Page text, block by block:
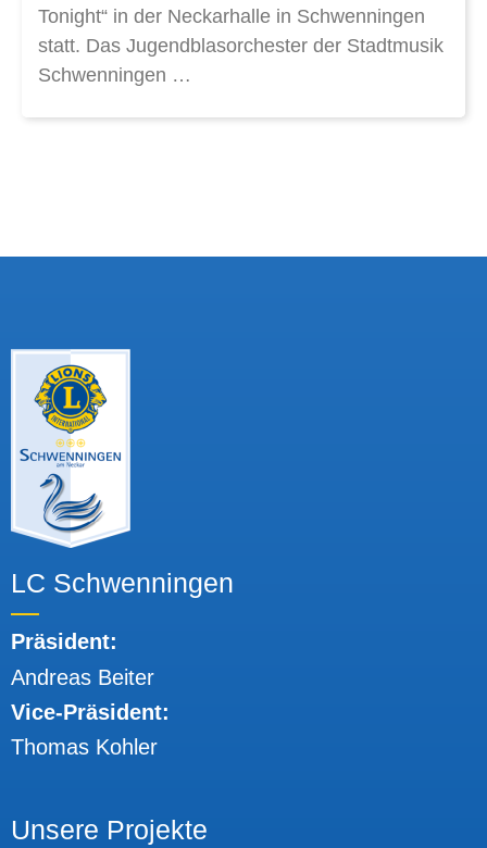
Tonight“ in der Neckarhalle in Schwenningen
statt. Das Jugendblasorchester der Stadtmusik
Schwenningen …
LC Schwenningen
Präsident:
Andreas Beiter
Vice-Präsident:
Thomas Kohler
Unsere Projekte